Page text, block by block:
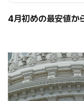
4月初めの最安値か